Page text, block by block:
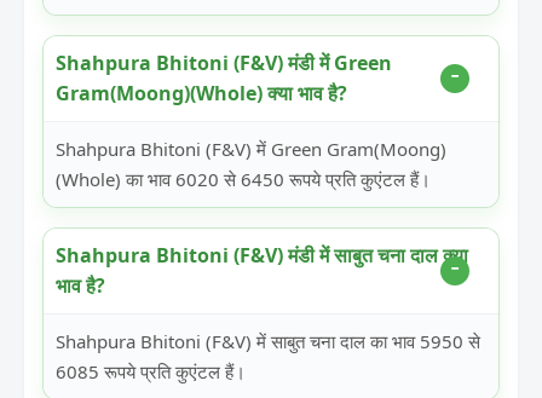
Shahpura Bhitoni (F&V) मंडी में Green
Gram(Moong)(Whole) क्या भाव है?
Shahpura Bhitoni (F&V) में Green Gram(Moong)
(Whole) का भाव 6020 से 6450 रूपये प्रति कुएंटल हैं।
Shahpura Bhitoni (F&V) मंडी में साबुत चना दाल क्या
भाव है?
Shahpura Bhitoni (F&V) में साबुत चना दाल का भाव 5950 से
6085 रूपये प्रति कुएंटल हैं।